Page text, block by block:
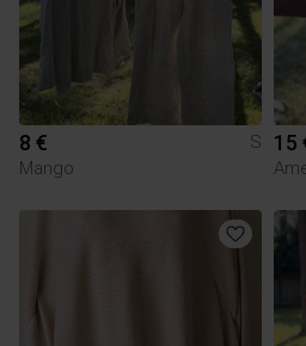
8 €
S
Mango
15